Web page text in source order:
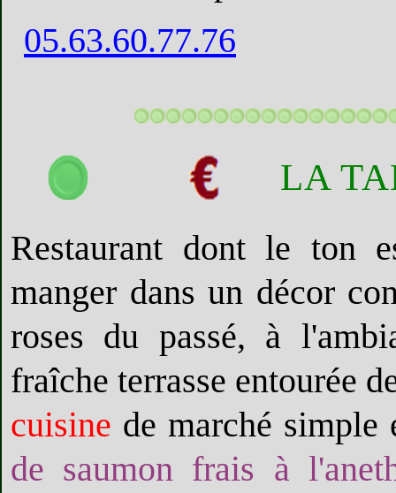
05.63.60.77.76
LA
Restaurant dont le ton
manger dans un décor
roses du passé, à
fraîche terrasse entourée
cuisine de marché
de saumon frais à